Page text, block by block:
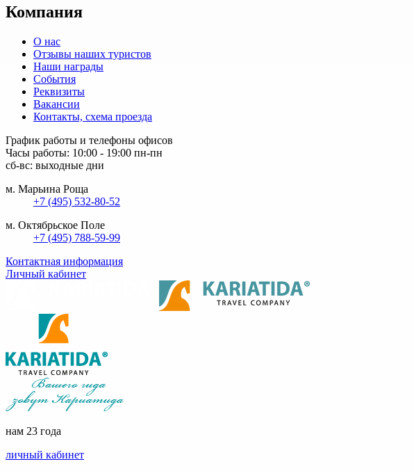
Компания
О нас
Отзывы наших туристов
Наши награды
События
Реквизиты
Вакансии
Контакты, схема проезда
График работы и телефоны офисов
Часы работы: 10:00 - 19:00 пн-пн
сб-вс: выходные дни
м. Марьина Роща
+7 (495) 532-80-52
м. Октябрьское Поле
+7 (495) 788-59-99
Контактная информация
Личный кабинет
нам 23 года
личный кабинет